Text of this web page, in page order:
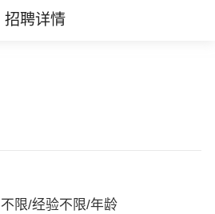
招聘详情
限/经验不限/年龄